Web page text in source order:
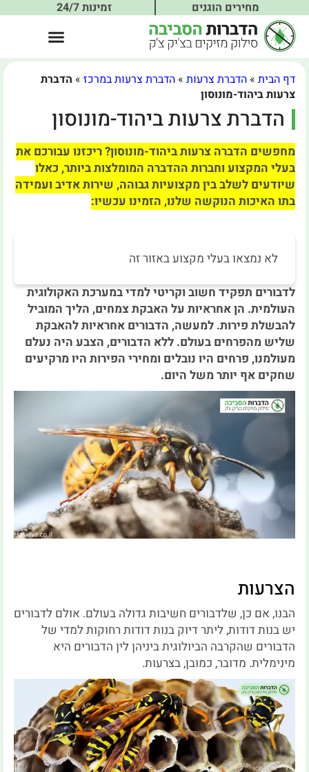
מחירים הוגנים זמינות 24/7
דף הבית »הדברת צרעות »הדברת צרעות במרכז » הדברת
צרעות ביהוד-מונוסון
הדברת צרעות ביהוד-מונוסון
מחפשים הדברה צרעות ביהוד-מונוסון? ריכזנו עבורכם את
בעלי המקצוע וחברות ההדברה המומלצות ביותר, כאלו
שיודעים לשלב בין מקצועיות גבוהה, שירות אדיב ועמידה
בתו האיכות הנוקשה שלנו, הזמינו עכשיו:
לא נמצאו בעלי מקצוע באזור זה
לדבורים תפקיד חשוב וקריטי למדי במערכת האקולוגית
העולמית. הן אחראיות על האבקת צמחים, הליך המוביל
להבשלת פירות. למעשה, הדבורים אחראיות להאבקת
שליש מהפרחים בעולם. ללא הדבורים, הצבע היה נעלם
מעולמנו, פרחים היו נובלים ומחירי הפירות היו מרקיעים
שחקים אף יותר משל היום.
הצרעות
הבנו, אם כן, שלדבורים חשיבות גדולה בעולם. אולם לדבורים
יש בנות דודות, ליתר דיוק בנות דודות רחוקות למדי של
הדבורים שהקרבה הביולוגית ביניהן לין הדבורים היא
מינימלית. מדובר, כמובן, בצרעות.